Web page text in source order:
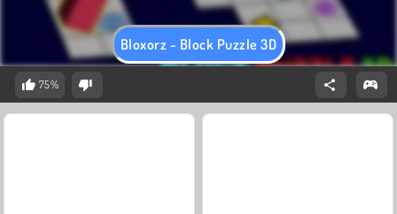
Bloxorz - Block Puzzle 3D
75%